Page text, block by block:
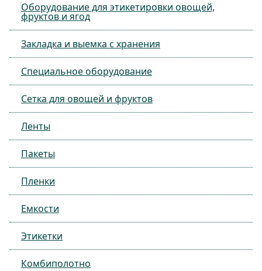
Оборудование для этикетировки овощей,
фруктов и ягод
Закладка и выемка с хранения
Специальное оборудование
Сетка для овощей и фруктов
Ленты
Пакеты
Пленки
Емкости
Этикетки
Комбиполотно